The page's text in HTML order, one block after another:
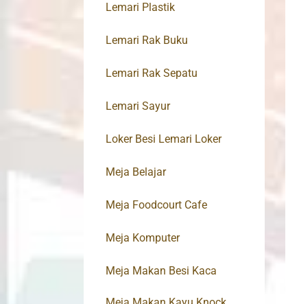
Lemari Plastik
Lemari Rak Buku
Lemari Rak Sepatu
Lemari Sayur
Loker Besi Lemari Loker
Meja Belajar
Meja Foodcourt Cafe
Meja Komputer
Meja Makan Besi Kaca